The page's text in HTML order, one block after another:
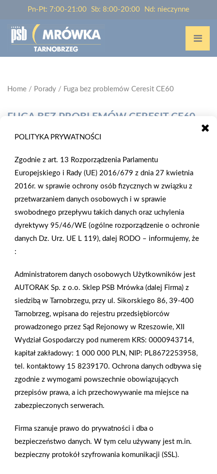
Pn-Pt: 7:00-21:00 Sb: 8:00-20:00 Nd: nieczynne
Home / Porady / Fuga bez problemów Ceresit CE60
FUGA BEZ PROBLEMÓW CERESIT CE60
Prezentowane produkty dostępne w sieci hurtowni
sklep https://www.grupapsb.com.pl/gdzie-kupiszOdcinek
powstał przy współpracy z firmą HENKEL. Więcej informacji
o producencie i produktach stronie
https://www.grupapsb.com.pl/producenci/producent/henkel.html
AKTUALNOŚCI
POLITYKA PRYWATNOŚCI
Zgodnie z art. 13 Rozporządzenia Parlamentu
Europejskiego i Rady (UE) 2016/679 z dnia 27 kwietnia
2016r. w sprawie ochrony osób fizycznych w związku z
przetwarzaniem danych osobowych i w sprawie
swobodnego przepływu takich danych oraz uchylenia
dyrektywy 95/46/WE (ogólne rozporządzenie o ochronie
danych Dz. Urz. UE L 119), dalej RODO – informujemy, że
:
Administratorem danych osobowych Użytkowników jest
AUTORAK Sp. z o.o. Sklep PSB Mrówka (dalej Firma) z
siedzibą w Tarnobrzegu, przy ul. Sikorskiego 86, 39-400
Tarnobrzeg, wpisana do rejestru przedsiębiorców
prowadzonego przez Sąd Rejonowy w Rzeszowie, XII
Wydział Gospodarczy pod numerem KRS: 0000943714,
kapitał zakładowy: 1 000 000 PLN, NIP: PL8672253958,
tel. kontaktowy 15 8239170. Ochrona danych odbywa się
zgodnie z wymogami powszechnie obowiązujących
przepisów prawa, a ich przechowywanie ma miejsce na
zabezpieczonych serwerach.
Firma szanuje prawo do prywatności i dba o
bezpieczeństwo danych. W tym celu używany jest m.in.
bezpieczny protokół szyfrowania komunikacji (SSL).